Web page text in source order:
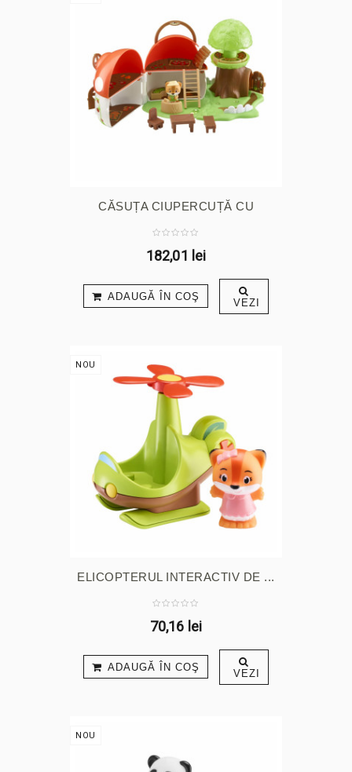
CĂSUȚA CIUPERCUȚĂ CU
182,01 lei
ADAUGĂ ÎN COŞ VEZI
NOU
ELICOPTERUL INTERACTIV DE ...
70,16 lei
ADAUGĂ ÎN COŞ VEZI
NOU